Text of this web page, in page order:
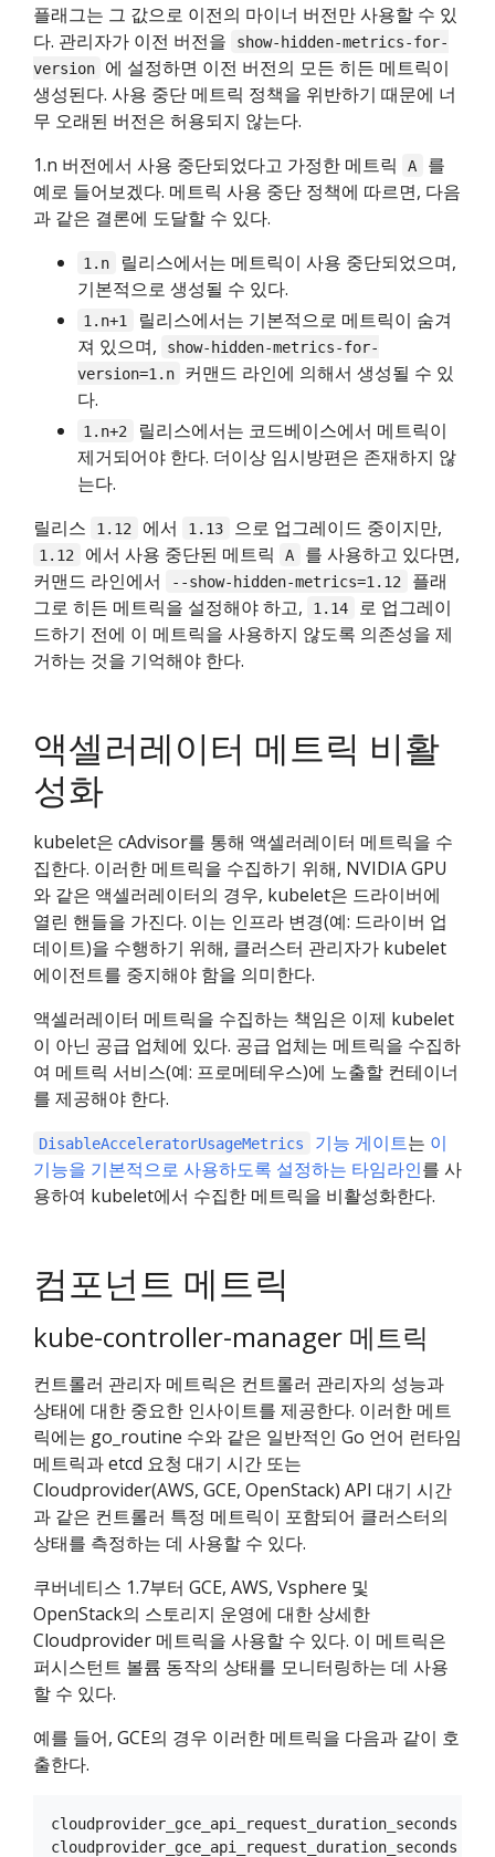
플래그는 그 값으로 이전의 마이너 버전만 사용할 수 있
다. 관리자가 이전 버전을
show-hidden-metrics-for-
version
에 설정하면 이전 버전의 모든 히든 메트릭이
생성된다. 사용 중단 메트릭 정책을 위반하기 때문에 너
무 오래된 버전은 허용되지 않는다.
1.n 버전에서 사용 중단되었다고 가정한 메트릭
A
를
예로 들어보겠다. 메트릭 사용 중단 정책에 따르면, 다음
과 같은 결론에 도달할 수 있다.
1.n
릴리스에서는 메트릭이 사용 중단되었으며,
기본적으로 생성될 수 있다.
1.n+1
릴리스에서는 기본적으로 메트릭이 숨겨
져 있으며,
show-hidden-metrics-for-
version=1.n
커맨드 라인에 의해서 생성될 수 있
다.
1.n+2
릴리스에서는 코드베이스에서 메트릭이
제거되어야 한다. 더이상 임시방편은 존재하지 않
는다.
릴리스
1.12 에서 1.13 으로 업그레이드 중이지만,
1.12 에서 사용 중단된 메트릭 A
를 사용하고 있다면,
커맨드 라인에서
--show-hidden-metrics=1.12
플래
그로 히든 메트릭을 설정해야 하고,
1.14
로 업그레이
드하기 전에 이 메트릭을 사용하지 않도록 의존성을 제
거하는 것을 기억해야 한다.
액셀러레이터 메트릭 비활
성화
kubelet은 cAdvisor를 통해 액셀러레이터 메트릭을 수
집한다. 이러한 메트릭을 수집하기 위해, NVIDIA GPU
와 같은 액셀러레이터의 경우, kubelet은 드라이버에
열린 핸들을 가진다. 이는 인프라 변경(예: 드라이버 업
데이트)을 수행하기 위해, 클러스터 관리자가 kubelet
에이전트를 중지해야 함을 의미한다.
액셀러레이터 메트릭을 수집하는 책임은 이제 kubelet
이 아닌 공급 업체에 있다. 공급 업체는 메트릭을 수집하
여 메트릭 서비스(예: 프로메테우스)에 노출할 컨테이너
를 제공해야 한다.
DisableAcceleratorUsageMetrics 기능 게이트는 이
기능을 기본적으로 사용하도록 설정하는 타임라인를 사
용하여 kubelet에서 수집한 메트릭을 비활성화한다.
컴포넌트 메트릭
kube-controller-manager 메트릭
컨트롤러 관리자 메트릭은 컨트롤러 관리자의 성능과
상태에 대한 중요한 인사이트를 제공한다. 이러한 메트
릭에는 go_routine 수와 같은 일반적인 Go 언어 런타임
메트릭과 etcd 요청 대기 시간 또는
Cloudprovider(AWS, GCE, OpenStack) API 대기 시간
과 같은 컨트롤러 특정 메트릭이 포함되어 클러스터의
상태를 측정하는 데 사용할 수 있다.
쿠버네티스 1.7부터 GCE, AWS, Vsphere 및
OpenStack의 스토리지 운영에 대한 상세한
Cloudprovider 메트릭을 사용할 수 있다. 이 메트릭은
퍼시스턴트 볼륨 동작의 상태를 모니터링하는 데 사용
할 수 있다.
예를 들어, GCE의 경우 이러한 메트릭을 다음과 같이 호
출한다.
cloudprovider_gce_api_request_duration_seconds
cloudprovider_gce_api_request_duration_seconds